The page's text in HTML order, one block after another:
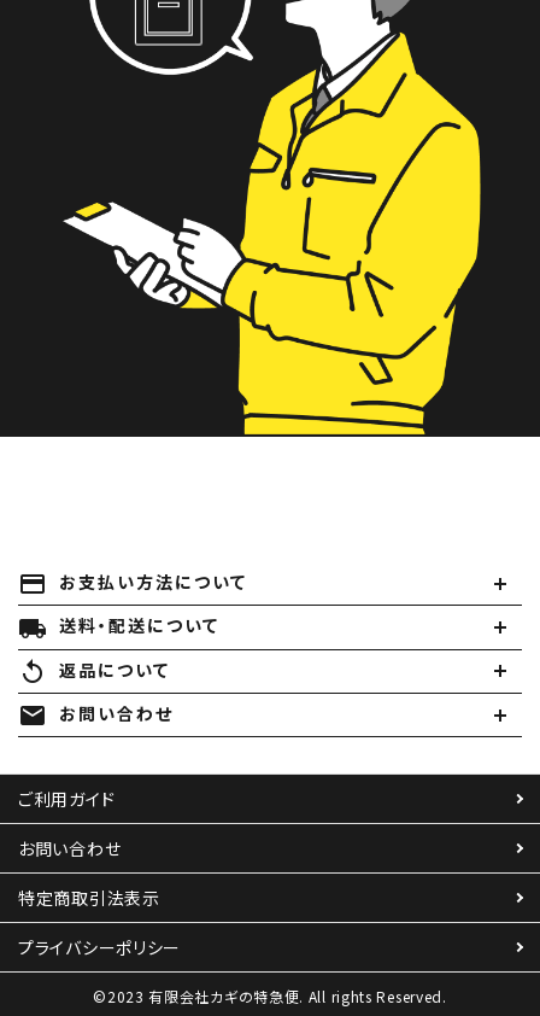
payment お支払い方法について
local_shipping 送料・配送について
replay 返品について
mail お問い合わせ
ご利用ガイド
お問い合わせ
特定商取引法表示
プライバシーポリシー
©2023 有限会社カギの特急便. All rights Reserved.